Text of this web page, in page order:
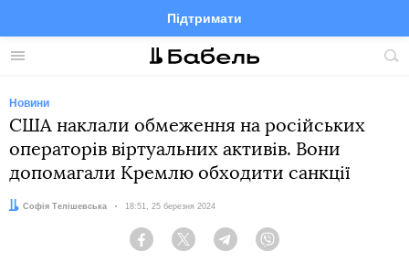
Меню
Підтримати
FacebookTelegramTwitter
Новини
США наклали обмеження на російських
операторів віртуальних активів. Вони
допомагали Кремлю обходити санкції
Автор:
Софія Телішевська Дата:
18:51, 25 березня 2024
Facebook Twitter Telegram